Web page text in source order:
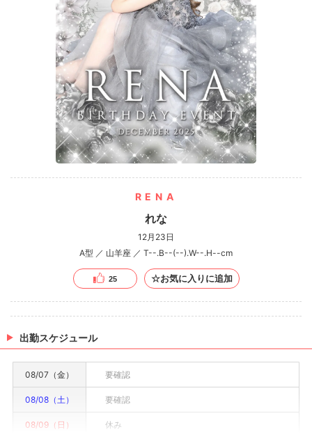
RENA
れな
12月23日
A型 ／ 山羊座 ／ T--.B--(--).W--.H--cm
25 ☆お気に入りに追加
出勤スケジュール
08/07（金） 要確認
08/08（土） 要確認
08/09（日） 休み